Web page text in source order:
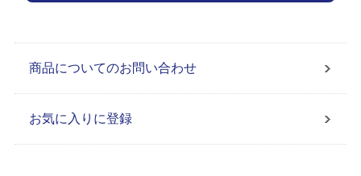
商品についてのお問い合わせ
お気に入りに登録